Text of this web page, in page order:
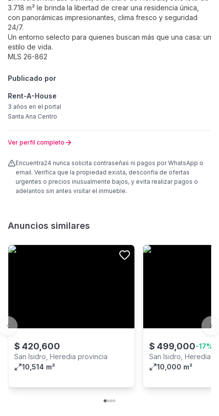
3.718 m² le brinda la libertad de crear una residencia única,
con panorámicas impresionantes, clima fresco y seguridad
24/7.
Un entorno selecto para quienes buscan más que una casa: un
estilo de vida.
MLS 26-862
Publicado por
Rent-A-House
3 años en el portal
Santa Ana Centro
Ver perfil completo
Encuentra24 nunca solicita contraseñas ni pagos por WhatsApp o
email. Verifica que la propiedad exista, desconfía de ofertas
urgentes o precios inusualmente bajos, y evita realizar pagos o
adelantos sin antes visitar el inmueble.
Anuncios similares
$ 420,600
San Isidro, Heredia provincia
10,514 m²
$ 499,000-17%
San Isidro, Heredia
10,000 m²
Previous slide